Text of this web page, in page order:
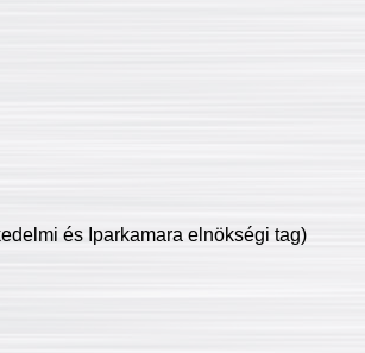
és Iparkamara elnökségi tag)